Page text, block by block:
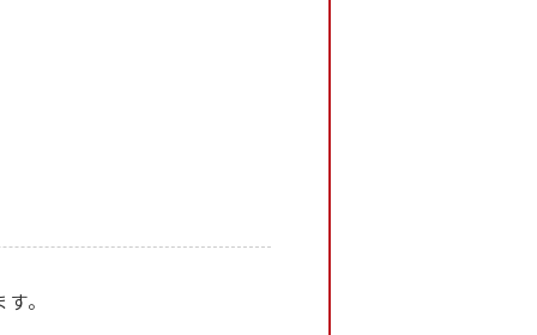
。